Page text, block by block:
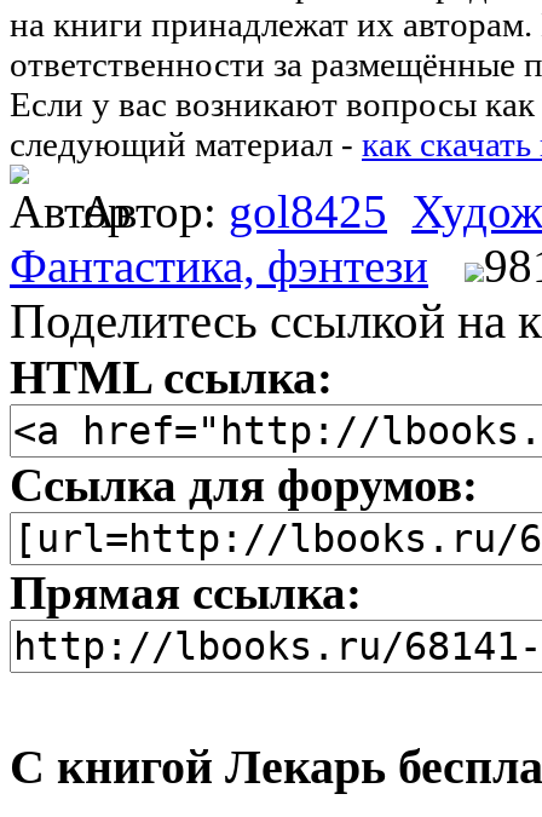
на книги принадлежат их
ответственности за размещённые
Если у вас возникают вопросы как
следующий материал - как
Автор: gol8425
Фантастика, фэнтези
Поделитесь ссылкой на
HTML ссылка:
Ссылка для форумов:
Прямая ссылка:
С книгой Лекарь